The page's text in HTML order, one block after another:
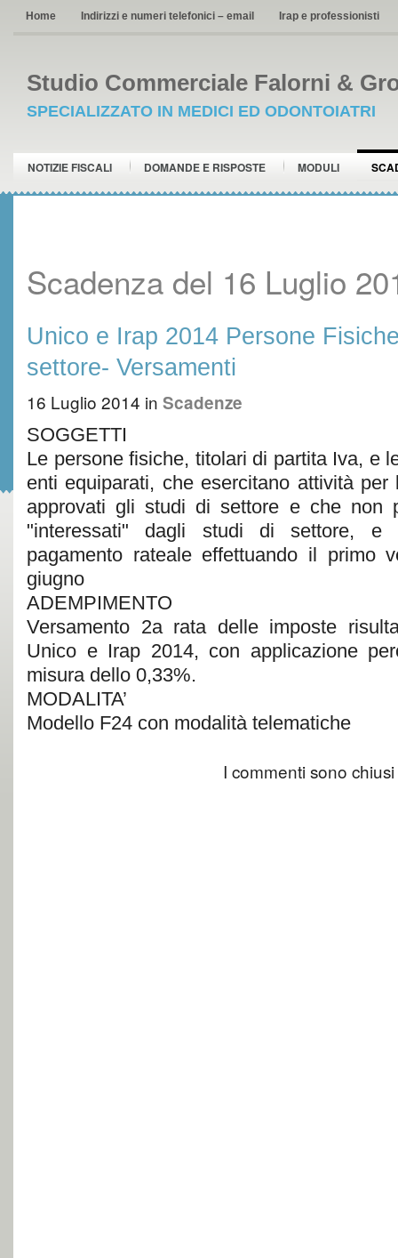
Home Indirizzi e numeri telefonici – email Irap e professionisti
Studio Commerciale Falorni &
SPECIALIZZATO IN MEDICI ED ODONTOIATRI
NOTIZIE FISCALI DOMANDE E RISPOSTE MODULI
Scadenza del 16 Luglio
Unico e Irap 2014 Persone
settore- Versamenti
16 Luglio 2014 in Scadenze
SOGGETTI
Le persone fisiche, titolari di partita Iva, e
enti equiparati, che esercitano attività
approvati gli studi di settore e che non
"interessati" dagli studi di settore,
pagamento rateale effettuando il primo
giugno
ADEMPIMENTO
Versamento 2a rata delle imposte
Unico e Irap 2014, con applicazione
misura dello 0,33%.
MODALITA’
Modello F24 con modalità telematiche
I commenti sono chiusi